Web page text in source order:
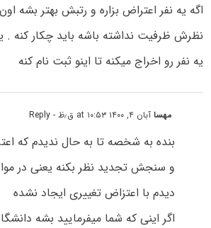
اگه یه نفر اعتراض بزاره و رتبش بهتر بشه
نظرش ظرفیت نداشته باشه باید چکار کنه .
یه نفر رو اخراج میکنه تا اینو ثبت نام کنه
مهساآبان ۴, ۱۴۰۰ at ۱۰:۵۳ ق٫ظ - Reply
بنده به شخصه تا به حال ندیدم که
و سنجش تجدید نظر بکنه یعنی در
دیدم با اعتزاض تغییری ایجاد نشده
اگر اینی که شما میفرمایید بشه